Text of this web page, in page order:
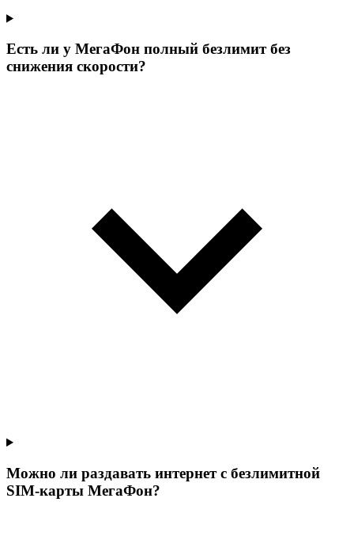
Есть ли у МегаФон полный безлимит без
снижения скорости?
Можно ли раздавать интернет с безлимитной
SIM-карты МегаФон?